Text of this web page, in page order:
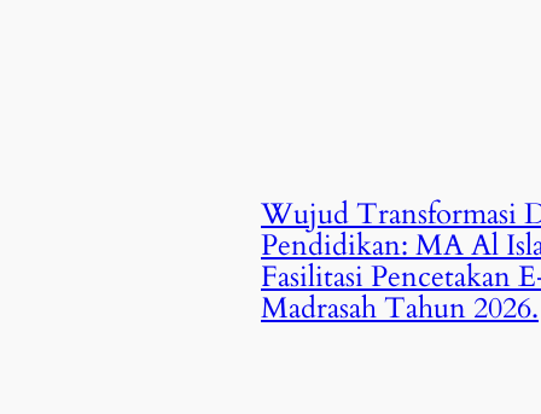
Wujud Transformasi
Pendidikan: MA Al
Fasilitasi Pencetakan
Madrasah Tahun 2026.